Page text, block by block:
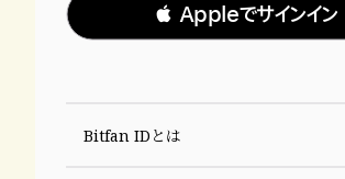
 Appleでサインイン
Bitfan IDとは